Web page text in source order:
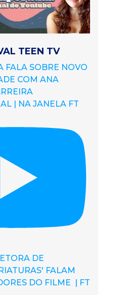
TEEN TV
FALA SOBRE NOVO
COM ANA
| NA JANELA FT
DE
FALAM
DO FILME | FT